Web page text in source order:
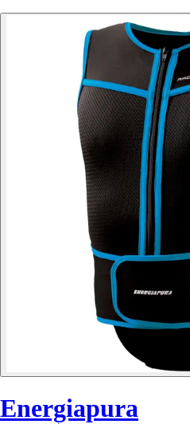
Energiapura